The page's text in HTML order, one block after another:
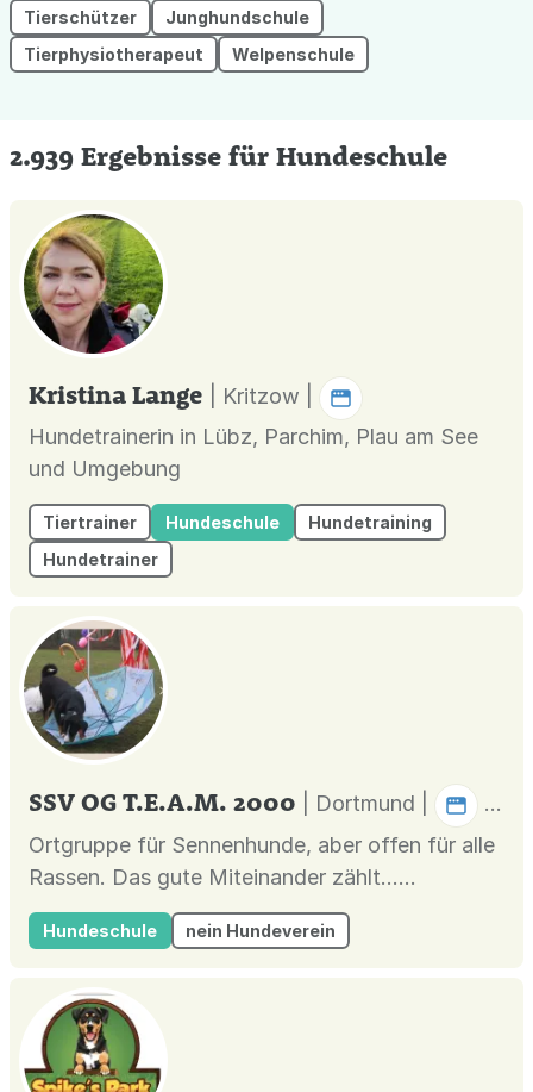
Tierschützer
Junghundschule
Tierphysiotherapeut
Welpenschule
2.939 Ergebnisse für Hundeschule
Kristina Lange
| Kritzow |
Hundetrainerin in Lübz, Parchim, Plau am See
und Umgebung
Tiertrainer Hundeschule
Hundetraining
Hundetrainer
SSV OG T.E.A.M. 2000
| Dortmund |
Ortgruppe für Sennenhunde, aber offen für alle
Rassen. Das gute Miteinander zählt......
Hundeschule nein Hundeverein